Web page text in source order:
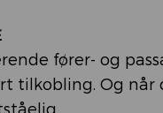
fører- og
tilkobling. Og når